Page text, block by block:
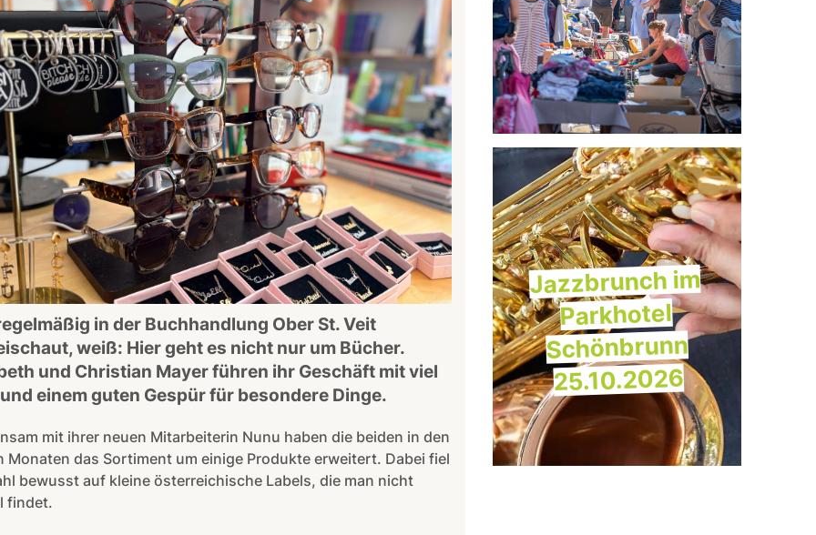
in der Buchhandlung Ober St. Veit
weiß: Hier geht es nicht nur um Bücher.
und Christian Mayer führen ihr Geschäft mit viel
einem guten Gespür für besondere Dinge.
mit ihrer neuen Mitarbeiterin Nunu haben die beiden in den
Monaten das Sortiment um einige Produkte erweitert. Dabei fiel
bewusst auf kleine österreichische Labels, die man nicht
findet.
Jazzbrunch im
Parkhotel
Schönbrunn
25.10.2026